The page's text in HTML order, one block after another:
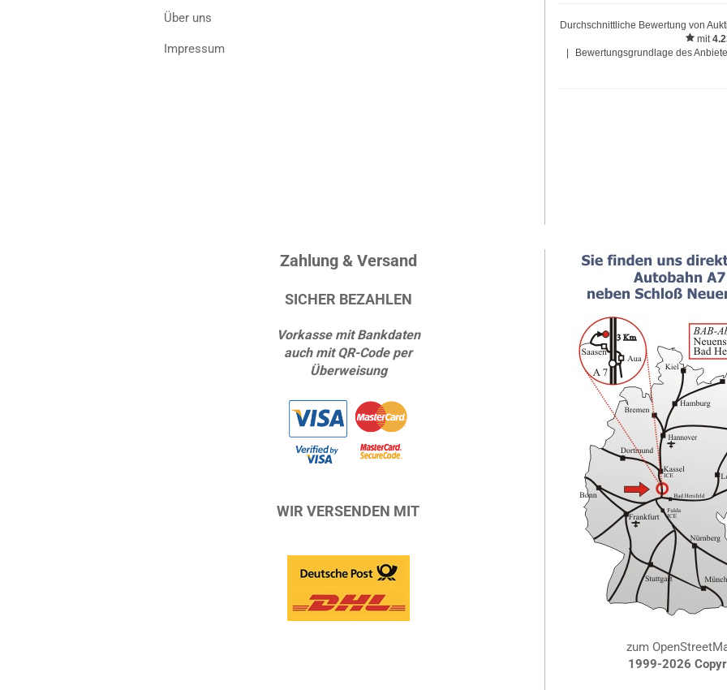
Über uns
Impressum
Durchschnittliche Bewertung von
mit
Bewertungsgrundlage des
Zahlung & Versand
SICHER BEZAHLEN
Vorkasse mit Bankdaten
auch mit QR-Code per
Überweisung
WIR VERSENDEN MIT
zum
1999-2026